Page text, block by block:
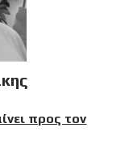
προς τον